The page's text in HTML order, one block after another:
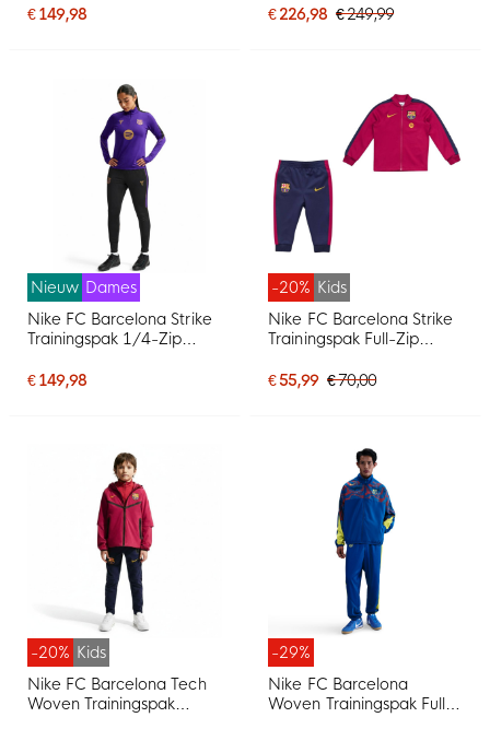
Paars
€ 149,98
Zwart Geel Roze
€ 226,98 € 249,99
Nieuw Dames
Nike FC Barcelona Strike
Trainingspak 1/4-Zip
Zwart Goud
€ 149,98
-20% Kids
Nike FC Barcelona Strike
Trainingspak Full-Zip
Donkerblauw Geel
€ 55,99 € 70,00
-20% Kids
Nike FC Barcelona Tech
Woven Trainingspak
-29%
Nike FC Barcelona
Woven Trainingspak Full-